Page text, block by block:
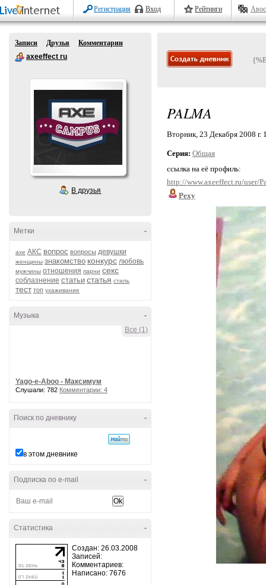
Регистрация Вход Рейтинги
Записи Друзья
Комментарии
axeeffect ru
В друзья
-
Метки
axe АКС вопрос вопросы девушки
женщины знакомство конкурс любовь
мужчины отношения парни секс
соблазнение статьи статья стиль
тест топ ухаживание
-
Музыка
Все (1)
Yago-e-Aboo - Максимум
Слушали: 782 Комментарии: 4
-
Поиск по дневнику
в этом дневнике
-
Подписка по e-mail
-
Статистика
Создан: 26.03.2008
Записей:
Комментариев:
Написано: 7676
PALMA
Вторник, 23 Декабря 2008 г.
Серия: Общая
ссылка на её профиль:
http://www.axeeffect.ru/user/
Pexy